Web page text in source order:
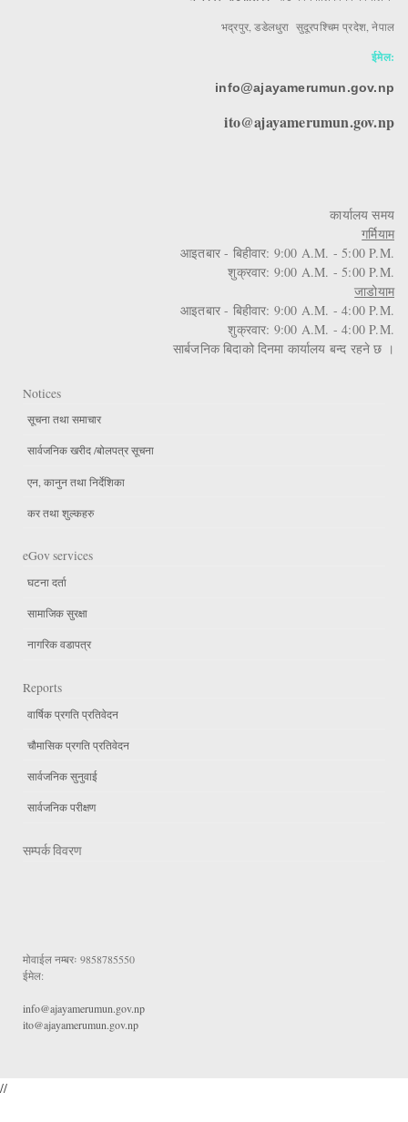
भद्रपुर, डडेलधुरा सुदूरपश्चिम प्रदेश, नेपाल
ईमेल:
info@ajayamerumun.gov.np
ito@ajayamerumun.gov.np
कार्यालय समय
गर्मियाम
आइतबार - बिहीवार: 9:00 A.M. - 5:00 P.M.
शुक्रवार: 9:00 A.M. - 5:00 P.M.
जाडोयाम
आइतबार - बिहीवार: 9:00 A.M. - 4:00 P.M.
शुक्रवार: 9:00 A.M. - 4:00 P.M.
सार्बजनिक बिदाको दिनमा कार्यालय बन्द रहने छ ।
Notices
सूचना तथा समाचार
सार्वजनिक खरीद /बोलपत्र सूचना
एन, कानुन तथा निर्देशिका
कर तथा शुल्कहरु
eGov services
घटना दर्ता
सामाजिक सुरक्षा
नागरिक वडापत्र
Reports
वार्षिक प्रगति प्रतिवेदन
चौमासिक प्रगति प्रतिवेदन
सार्वजनिक सुनुवाई
सार्वजनिक परीक्षण
सम्पर्क विवरण
मोवाईल नम्बरः 9858785550
ईमेल:
info@ajayamerumun.gov.np
ito@ajayamerumun.gov.np
//